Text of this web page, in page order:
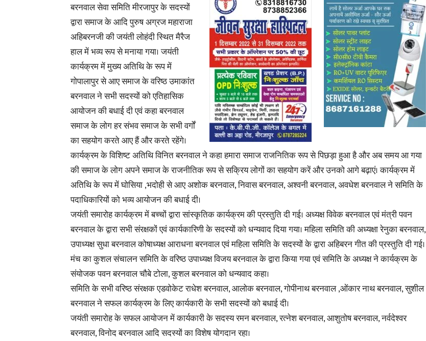
बरनवाल सेवा समिति मीरजापुर के सदस्यों
द्वारा समाज के आदि पुरुष अग्रज महाराजा
अहिबरनजी की जयंती लोहंदी स्थित मैरैज
हाल में भव्य रूप से मनाया गया। जयंती
कार्यक्रम में मुख्य अतिथि के रूप में
गोपालापुर से आए समाज के वरिष्ठ उमाकांत
बरनवाल ने सभी सदस्यों को एतिहासिक
आयोजन की बधाई दी एवं कहा बरनवाल
समाज के लोग हर संभव समाज के सभी वर्गों
का सहयोग करते आए हैं और करते रहेंगे।
कार्यक्रम के विशिष्ट अतिथि विनित बरनवाल ने कहा हमारा समाज राजनितिक रूप से पिछड़ा हुआ है और अब समय आ गया
की समाज के लोग अपने समाज के राजनीतिक रूप से सक्रिय लोगों का सहयोग करें और उनको आगे बढ़ाएं। कार्यक्रम में
अतिथि के रूप में घोसिया ,भदोही से आए अशोक बरनवाल, निवास बरनवाल, अश्वनी बरनवाल, अवधेश बरनवाल ने समिति के
पदाधिकारियों को भव्य आयोजन की बधाई दी।
जयंती समारोह कार्यक्रम में बच्चों द्वारा सांस्कृतिक कार्यक्रम की प्रस्तुति दी गई। अध्यक्ष विवेक बरनवाल एवं मंत्री पवन‌
बरनवाल के द्वारा सभी संरक्षकों एवं कार्यकारिणी के सदस्यों को धन्यवाद दिया गया। महिला समिति की अध्यक्षा रेनुका बरनवाल,
उपाध्यक्ष सुधा बरनवाल कोषाध्यक्ष आराधना बरनवाल एवं महिला समिति के सदस्यों के द्वारा अहिबरन गीत की प्रस्तुति दी गई।
मंच का कुशल संचालन समिति के वरिष्ठ उपाध्यक्ष विजय बरनवाल के द्वारा किया गया एवं समिति के अध्यक्ष ने कार्यक्रम के
संयोजक पवन बरनवाल चौबे टोला, कुशल बरनवाल को धन्यवाद कहा।
समिति के सभी वरिष्ठ संरक्षक एडवोकेट राधेश बरनवाल, आलोक बरनवाल, गोपीनाथ बरनवाल ,ओंकार नाथ बरनवाल, सुशील
बरनवाल ने सफल कार्यक्रम के लिए कार्यकारी के सभी सदस्यों को बधाई दी।
जयंती समारोह के सफल आयोजन में कार्यकारी के सदस्य रमन बरनवाल, रत्नेश बरनवाल, आशुतोष बरनवाल, नर्वदेश्वर
बरनवाल, विनोद बरनवाल आदि सदस्यों का विशेष योगदान रहा।